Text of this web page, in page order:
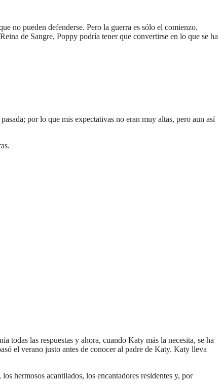
no pueden defenderse. Pero la guerra es sólo el comienzo.
de Sangre, Poppy podría tener que convertirse en lo que se ha
por lo que mis expectativas no eran muy altas, pero aun así
todas las respuestas y ahora, cuando Katy más la necesita, se ha
el verano justo antes de conocer al padre de Katy. Katy lleva
hermosos acantilados, los encantadores residentes y, por